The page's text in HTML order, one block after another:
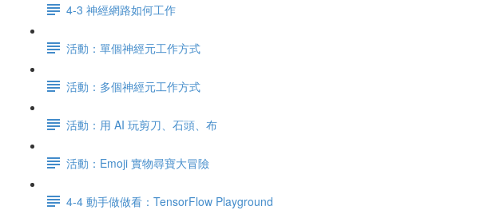
4-3 神經網路如何工作
活動：單個神經元工作方式
活動：多個神經元工作方式
活動：用 AI 玩剪刀、石頭、布
活動：Emoji 實物尋寶大冒險
4-4 動手做做看：TensorFlow Playground